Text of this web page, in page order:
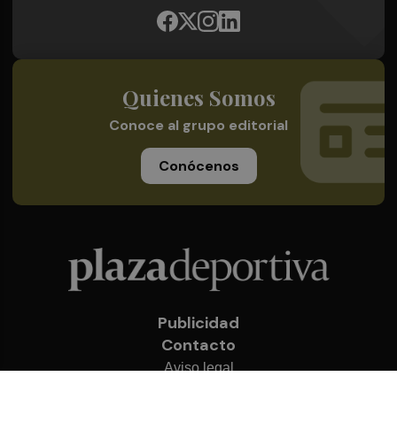
Quienes Somos
Conoce al grupo editorial
Conócenos
Publicidad
Contacto
Aviso legal